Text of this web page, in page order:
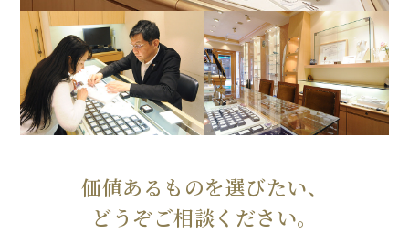
価値あるものを選びたい、
どうぞご相談ください。